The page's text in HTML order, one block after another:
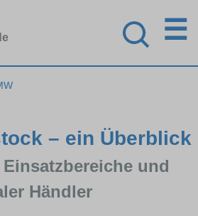
☰
– ein Überblick
und
Händler